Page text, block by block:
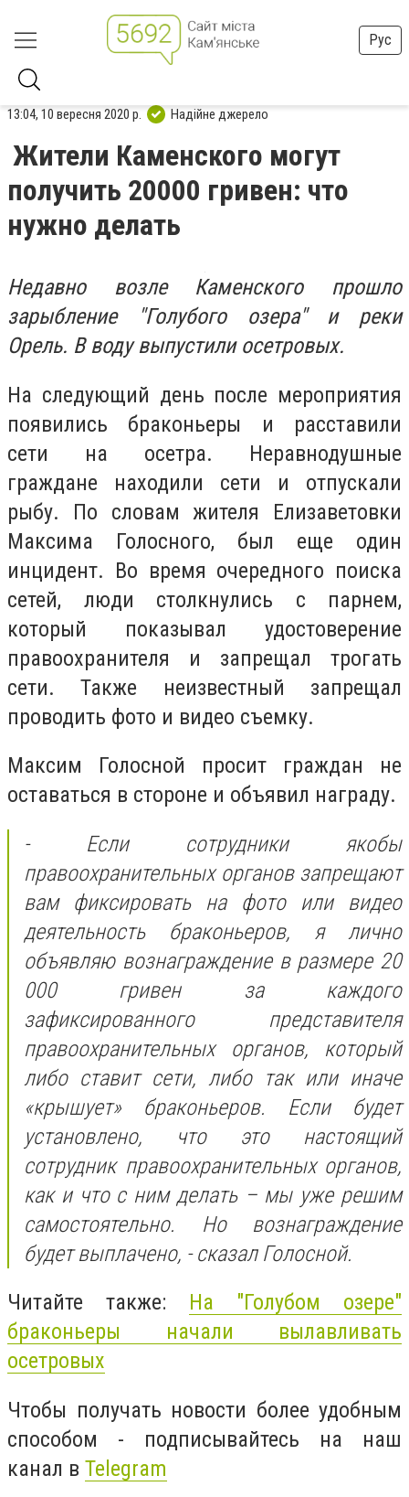
Рус
13:04, 10 вересня 2020 р. Надійне джерело
Жители Каменского могут
получить 20000 гривен: что
нужно делать
Недавно возле Каменского прошло
зарыбление "Голубого озера" и реки
Орель. В воду выпустили осетровых.
На следующий день после мероприятия
появились браконьеры и расставили
сети на осетра. Неравнодушные
граждане находили сети и отпускали
рыбу. По словам жителя Елизаветовки
Максима Голосного, был еще один
инцидент. Во время очередного поиска
сетей, люди столкнулись с парнем,
который показывал удостоверение
правоохранителя и запрещал трогать
сети. Также неизвестный запрещал
проводить фото и видео съемку.
Максим Голосной просит граждан не
оставаться в стороне и объявил награду.
- Если сотрудники якобы
правоохранительных органов запрещают
вам фиксировать на фото или видео
деятельность браконьеров, я лично
объявляю вознаграждение в размере 20
000 гривен за каждого
зафиксированного представителя
правоохранительных органов, который
либо ставит сети, либо так или иначе
«крышует» браконьеров. Если будет
установлено, что это настоящий
сотрудник правоохранительных органов,
как и что с ним делать – мы уже решим
самостоятельно. Но вознаграждение
будет выплачено, - сказал Голосной.
Читайте также: На "Голубом озере"
браконьеры начали вылавливать
осетровых
Чтобы получать новости более удобным
способом - подписывайтесь на наш
канал в Telegram